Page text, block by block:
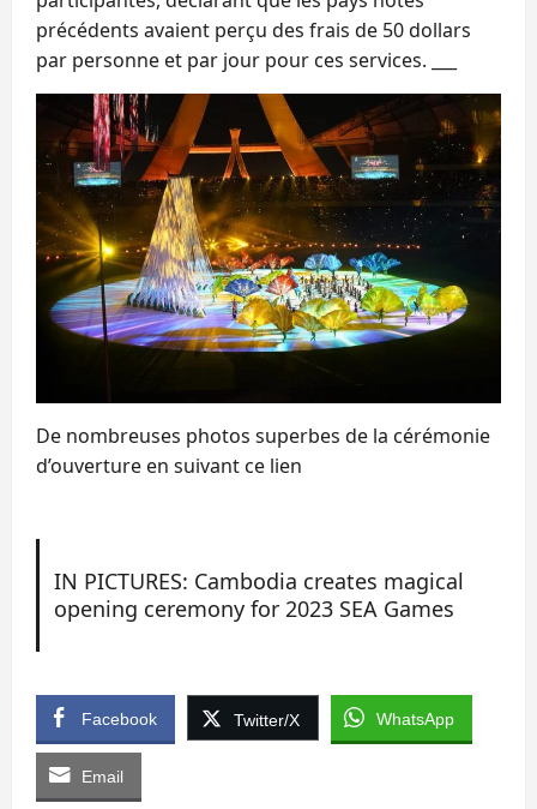
précédents avaient perçu des frais de 50 dollars
par personne et par jour pour ces services. ___
De nombreuses photos superbes de la cérémonie
d’ouverture en suivant ce lien
IN PICTURES: Cambodia creates magical
opening ceremony for 2023 SEA Games
Facebook Twitter/X WhatsApp
Email